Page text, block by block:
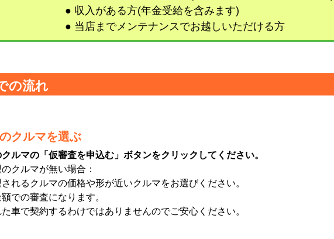
● 収入がある方(年金受給を含みます)
● 当店までメンテナンスでお越しいただける方
の流れ
クルマを選ぶ
ルマの「仮審査を申込む」ボタンをクリックしてください。
クルマが無い場合：
れるクルマの価格や形が近いクルマをお選びください。
での審査になります。
車で契約するわけではありませんのでご安心ください。